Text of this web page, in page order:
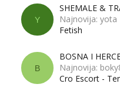
Y
SHEMALE &
Najnovija: yota
Fetish
B
BOSNA I
Najnovija:
Cro Escort -